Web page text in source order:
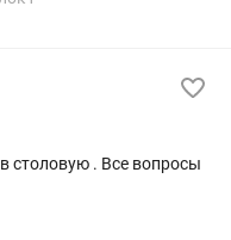
и...
столовую . Все вопросы